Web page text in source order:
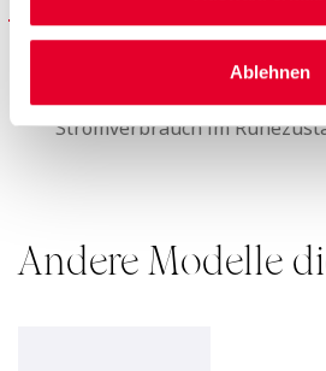
Ablehnen
Stromverbrauch im
Andere Modelle